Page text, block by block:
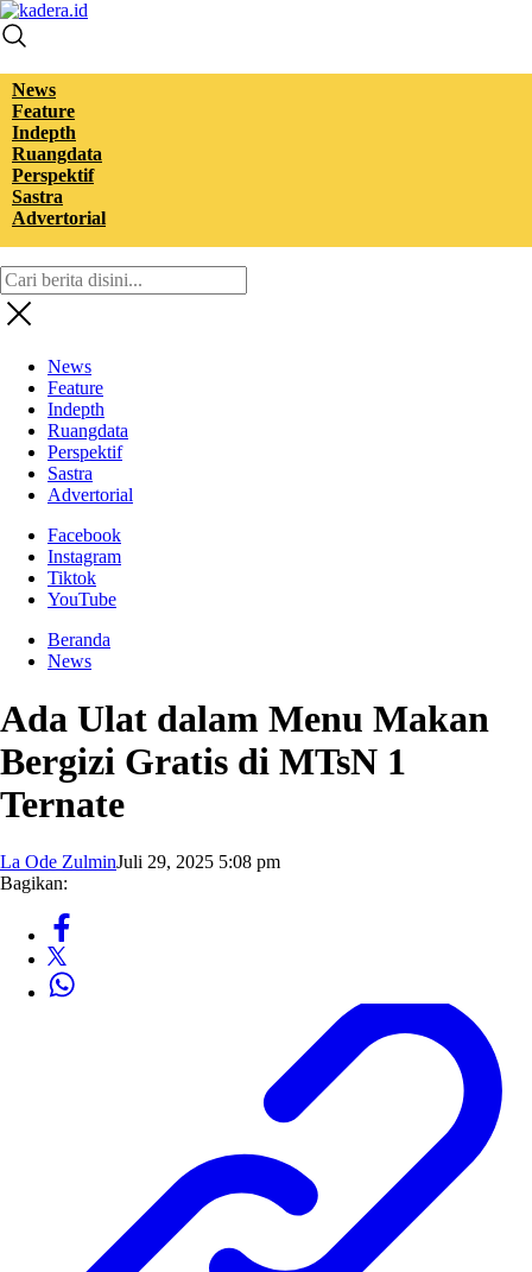
kadera.id
Tempat bertutur
News
Feature
Indepth
Ruangdata
Perspektif
Sastra
Advertorial
News
Feature
Indepth
Ruangdata
Perspektif
Sastra
Advertorial
Facebook
Instagram
Tiktok
YouTube
Beranda
News
Ada Ulat dalam Menu Makan
Bergizi Gratis di MTsN 1
Ternate
La Ode ZulminJuli 29, 2025 5:08 pm
Bagikan: